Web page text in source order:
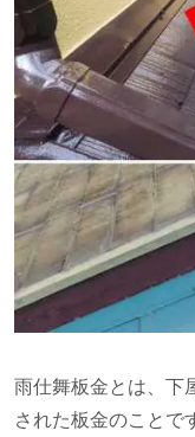
雨仕舞板金とは、下
された板金のことで